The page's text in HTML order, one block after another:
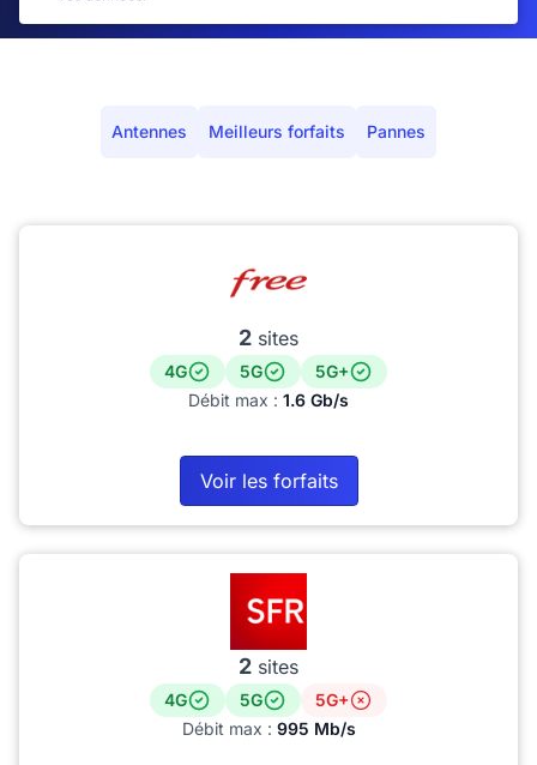
Antennes Meilleurs forfaits Pannes
2 sites
4G 5G
5G+
Débit max : 1.6 Gb/s
Voir les forfaits
2 sites
4G 5G
5G+
Débit max : 995 Mb/s